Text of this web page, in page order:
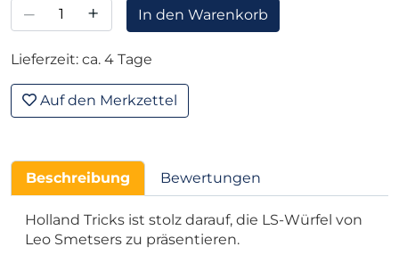
– + In den Warenkorb
Lieferzeit: ca. 4 Tage
Auf den Merkzettel
Beschreibung Bewertungen
Holland Tricks ist stolz darauf, die LS-Würfel von
Leo Smetsers zu präsentieren.